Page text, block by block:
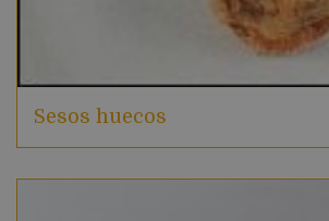
Sesos huecos